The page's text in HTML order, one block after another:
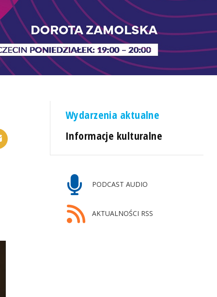
Wydarzenia aktualne
Informacje kulturalne
PODCAST AUDIO
AKTUALNOŚCI RSS